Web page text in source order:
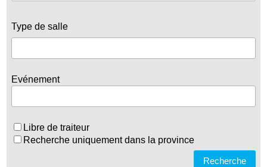
Type de salle
Evénement
Libre de traiteur
Recherche uniquement dans la province
Recherche